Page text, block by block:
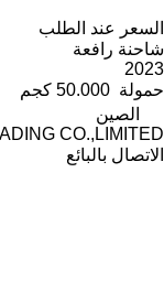
السعر عند الطلب
شاحنة رافعة
2023
حمولة 50.000 كجم
الصين
CO.,LIMITED
الاتصال بالبائع